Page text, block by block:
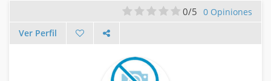
0/5 0 Opiniones
Ver Perfil